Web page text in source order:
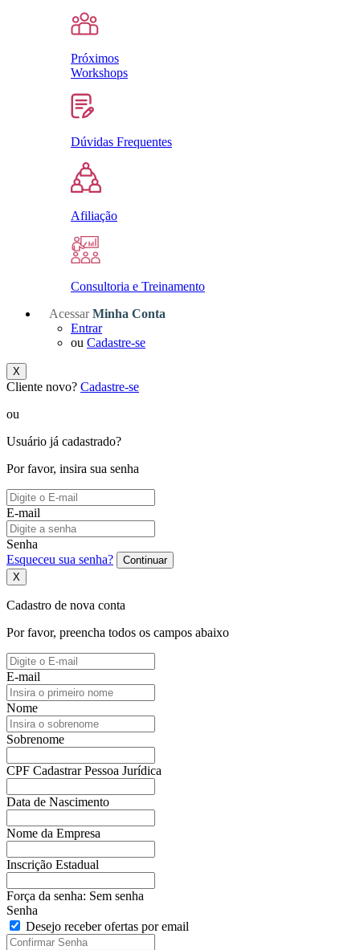
Próximos
Workshops
Dúvidas Frequentes
Afiliação
Consultoria e Treinamento
Acessar Minha Conta
Entrar
ou Cadastre-se
X
Cliente novo? Cadastre-se
ou
Usuário já cadastrado?
Por favor, insira sua senha
E-mail
Senha
Esqueceu sua senha?
Continuar
X
Cadastro de nova conta
Por favor, preencha todos os campos abaixo
E-mail
Nome
Sobrenome
CPF Cadastrar Pessoa Jurídica
Data de Nascimento
Nome da Empresa
Inscrição Estadual
Força da senha: Sem senha
Senha
Desejo receber ofertas por email